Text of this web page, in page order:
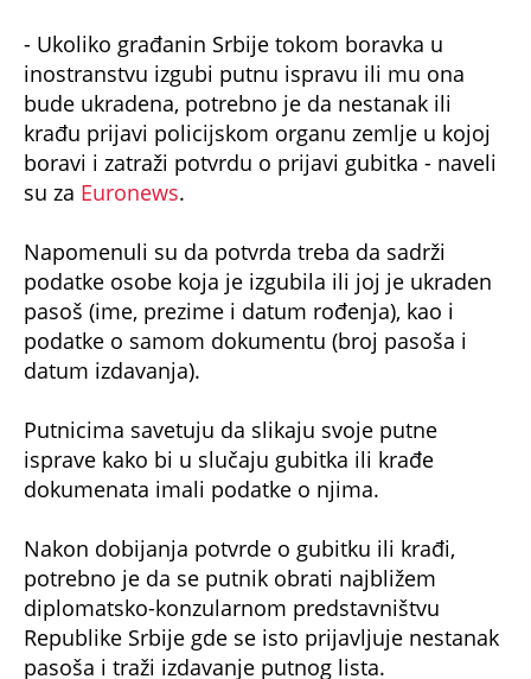
- Ukoliko građanin Srbije tokom boravka u
inostranstvu izgubi putnu ispravu ili mu ona
bude ukradena, potrebno je da nestanak ili
krađu prijavi policijskom organu zemlje u kojoj
boravi i zatraži potvrdu o prijavi gubitka - naveli
su za Euronews.
Napomenuli su da potvrda treba da sadrži
podatke osobe koja je izgubila ili joj je ukraden
pasoš (ime, prezime i datum rođenja), kao i
podatke o samom dokumentu (broj pasoša i
datum izdavanja).
Putnicima savetuju da slikaju svoje putne
isprave kako bi u slučaju gubitka ili krađe
dokumenata imali podatke o njima.
Nakon dobijanja potvrde o gubitku ili krađi,
potrebno je da se putnik obrati najbližem
diplomatsko-konzularnom predstavništvu
Republike Srbije gde se isto prijavljuje nestanak
pasoša i traži izdavanje putnog lista.